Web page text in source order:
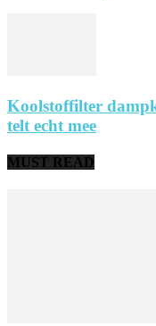
Koolstoffilter
telt echt mee
MUST READ